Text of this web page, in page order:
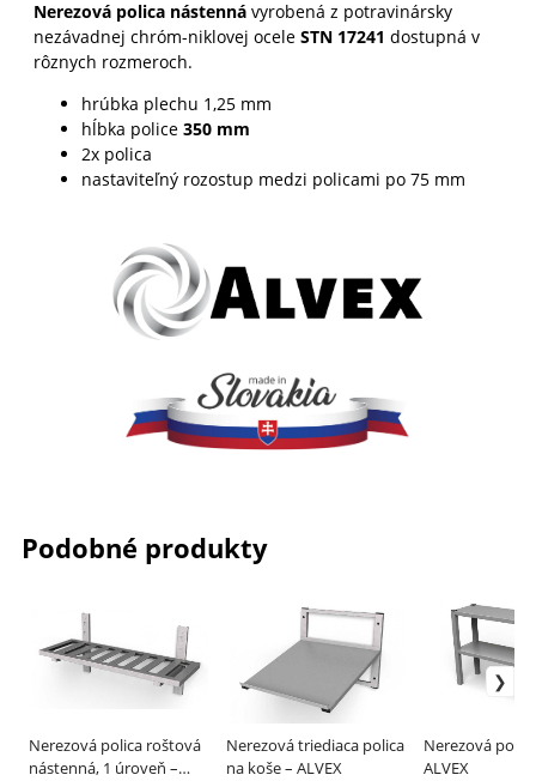
Nerezová polica nástennávyrobená z potravinársky
nezávadnej chróm-niklovej ocele STN 17241 dostupná v
rôznych rozmeroch.
hrúbka plechu 1,25 mm
hĺbka police 350 mm
2x polica
nastaviteľný rozostup medzi policami po 75 mm
Podobné produkty
Nerezová polica roštová
nástenná, 1 úroveň –
Nerezová triediaca polica
na koše – ALVEX
Nerezová
ALVEX